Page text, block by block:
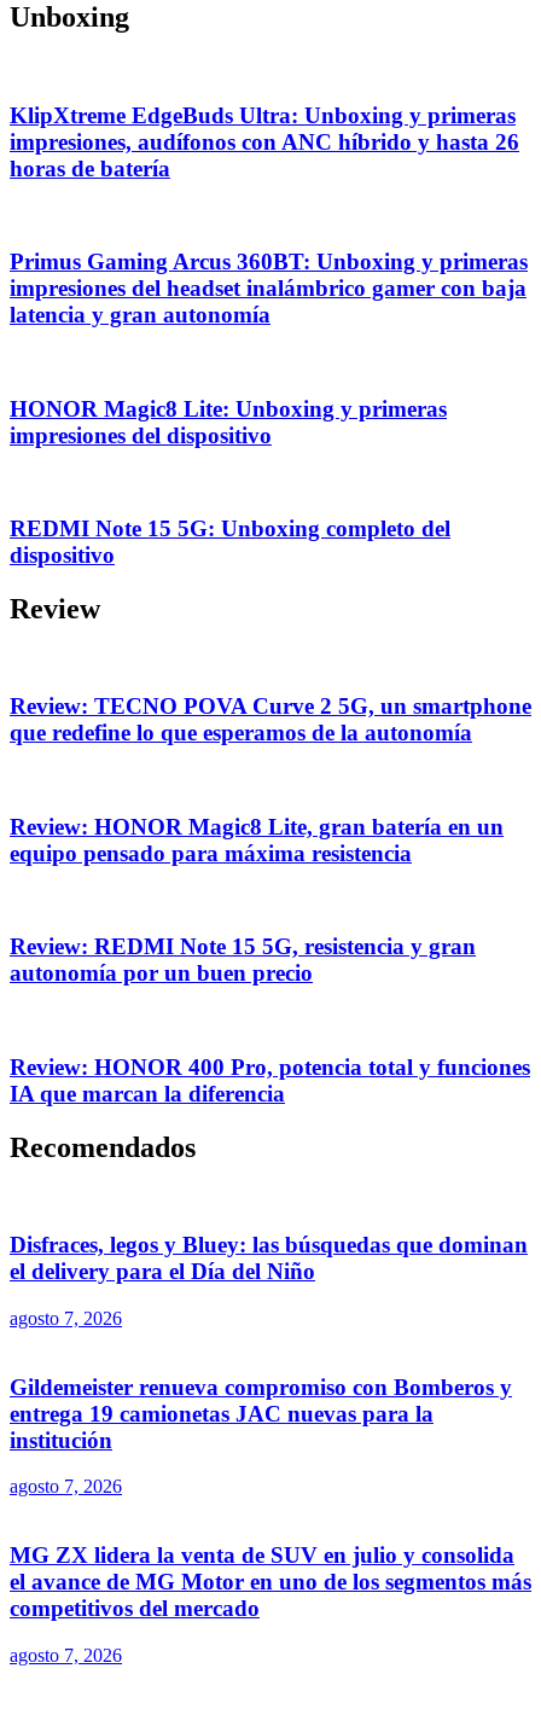
Unboxing
KlipXtreme EdgeBuds Ultra: Unboxing y primeras
impresiones, audífonos con ANC híbrido y hasta 26
horas de batería
Primus Gaming Arcus 360BT: Unboxing y primeras
impresiones del headset inalámbrico gamer con baja
latencia y gran autonomía
HONOR Magic8 Lite: Unboxing y primeras
impresiones del dispositivo
REDMI Note 15 5G: Unboxing completo del
dispositivo
Review
Review: TECNO POVA Curve 2 5G, un smartphone
que redefine lo que esperamos de la autonomía
Review: HONOR Magic8 Lite, gran batería en un
equipo pensado para máxima resistencia
Review: REDMI Note 15 5G, resistencia y gran
autonomía por un buen precio
Review: HONOR 400 Pro, potencia total y funciones
IA que marcan la diferencia
Recomendados
Disfraces, legos y Bluey: las búsquedas que dominan
el delivery para el Día del Niño
agosto 7, 2026
Gildemeister renueva compromiso con Bomberos y
entrega 19 camionetas JAC nuevas para la
institución
agosto 7, 2026
MG ZX lidera la venta de SUV en julio y consolida
el avance de MG Motor en uno de los segmentos más
competitivos del mercado
agosto 7, 2026